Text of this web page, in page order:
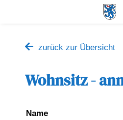
zurück zur Übersicht
Wohnsitz -
Name